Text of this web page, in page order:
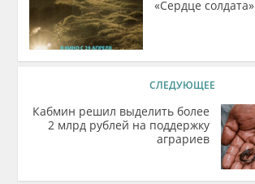
«Сердце солдата»
СЛЕДУЮЩЕЕ
Кабмин решил выделить более
2 млрд рублей на поддержку
аграриев